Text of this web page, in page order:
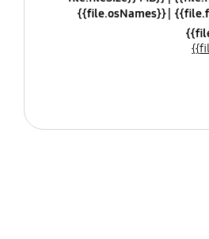
{{file.osNames}}